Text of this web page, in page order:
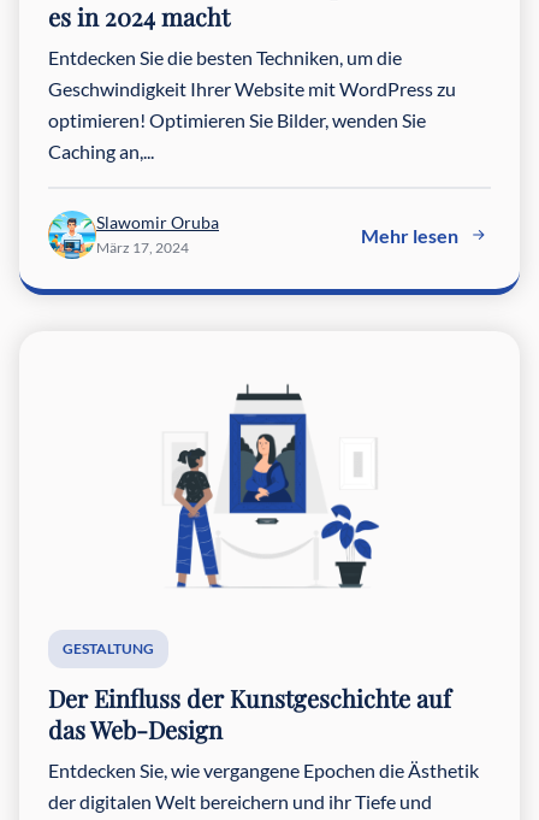
es in 2024 macht
Entdecken Sie die besten Techniken, um die
Geschwindigkeit Ihrer Website mit WordPress zu
optimieren! Optimieren Sie Bilder, wenden Sie
Caching an,...
Slawomir Oruba
März 17, 2024
Mehr lesen
GESTALTUNG
Der Einfluss der Kunstgeschichte auf
das Web-Design
Entdecken Sie, wie vergangene Epochen die Ästhetik
der digitalen Welt bereichern und ihr Tiefe und